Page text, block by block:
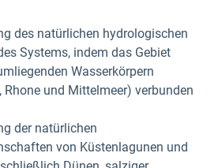
des natürlichen hydrologischen
Systems, indem das Gebiet
Wasserkörpern
Rhone und Mittelmeer) verbunden
der natürlichen
von Küstenlagunen und